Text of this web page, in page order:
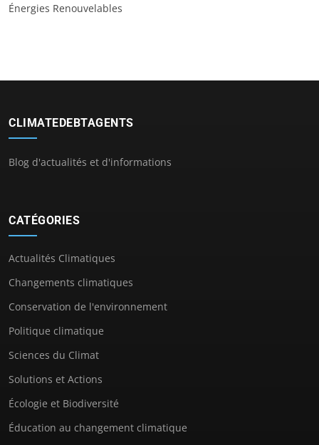
Énergies Renouvelables
CLIMATEDEBTAGENTS
Blog d'actualités et d'informations
CATÉGORIES
Actualités Climatiques
Changements climatiques
Conservation de l'environnement
Politique climatique
Sciences du Climat
Solutions et Actions
Écologie et Biodiversité
Éducation au changement climatique